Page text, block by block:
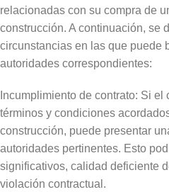
relacionadas con su compra de
construcción. A continuación, se
circunstancias en las que puede
autoridades correspondientes:
Incumplimiento de contrato: Si
términos y condiciones
construcción, puede presentar
autoridades pertinentes. Esto
significativos, calidad deficiente
violación contractual.